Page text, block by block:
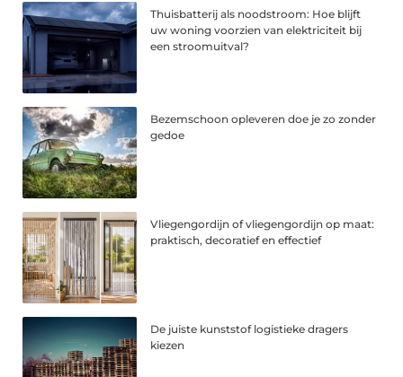
Thuisbatterij als noodstroom: Hoe blijft
uw woning voorzien van elektriciteit bij
een stroomuitval?
Bezemschoon opleveren doe je zo zonder
gedoe
Vliegengordijn of vliegengordijn op maat:
praktisch, decoratief en effectief
De juiste kunststof logistieke dragers
kiezen